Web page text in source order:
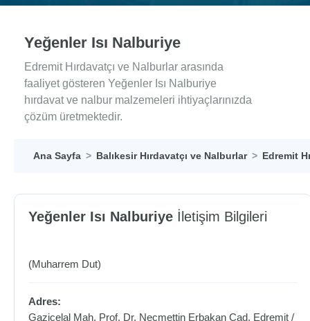
Yeğenler Isı Nalburiye
Edremit Hırdavatçı ve Nalburlar arasında
faaliyet gösteren Yeğenler Isı Nalburiye
hırdavat ve nalbur malzemeleri ihtiyaçlarınızda
çözüm üretmektedir.
Ana Sayfa Balıkesir Hırdavatçı ve Nalburlar Edremit
Yeğenler Isı Nalburiye İletişim Bilgileri
(Muharrem Dut)
Adres:
Gazicelal Mah. Prof. Dr. Necmettin Erbakan Cad. Edremit /